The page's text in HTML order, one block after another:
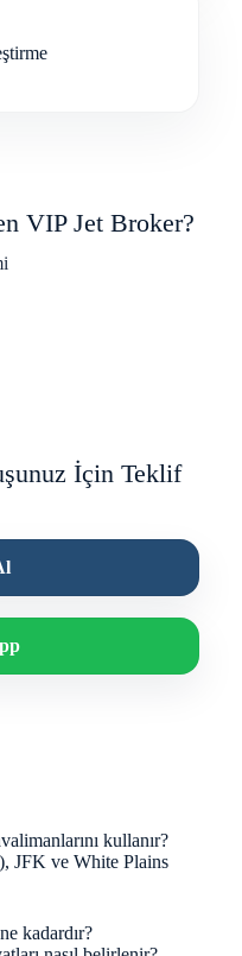
VIP Jet Broker?
İçin Teklif
kullanır?
JFK ve White Plains
kadardır?